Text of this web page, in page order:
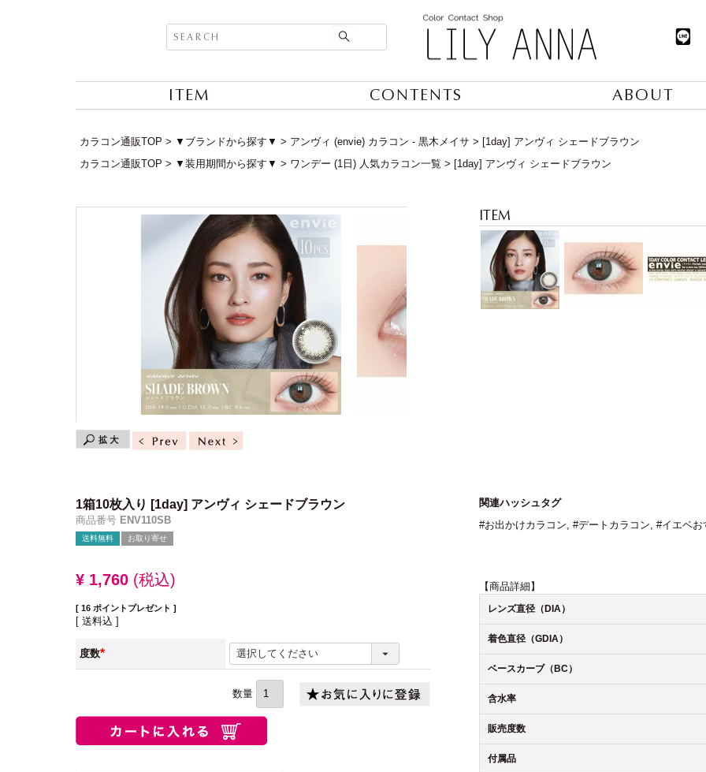
ITEM CONTENTS ABOUT
カラコン通販TOP ▼ブランドから探す▼ アンヴィ (envie) カラコン - 黒木メイサ
[1day] アンヴィ シェードブラウン
カラコン通販TOP
▼装用期間から探す▼ ワンデー (1日) 人気カラコン一覧 [1day] アンヴィ シェードブラウン
1箱10枚入り [1day] アンヴィ シェードブラウン
商品番号 ENV110SB
送料無料 お取り寄せ
¥ 1,760 税込
[ 16 ポイントプレゼント ]
送料込
度数
(必
関連ハッシュタグ
#お出かけカラコン, #デートカラコン, #イエベお
【商品詳細】
レンズ直径（DIA）
着色直径（GDIA）
ベースカーブ（BC）
含水率
販売度数
付属品